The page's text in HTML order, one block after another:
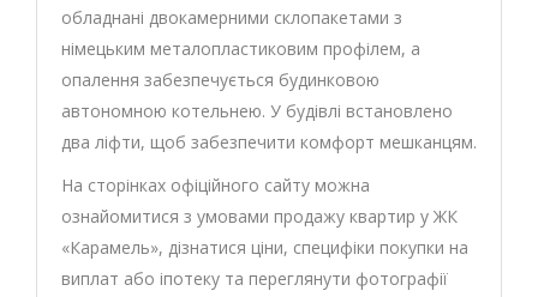
обладнані двокамерними склопакетами з
німецьким металопластиковим профілем, а
опалення забезпечується будинковою
автономною котельнею. У будівлі встановлено
два ліфти, щоб забезпечити комфорт мешканцям.
На сторінках офіційного сайту можна
ознайомитися з умовами продажу квартир у ЖК
«Карамель», дізнатися ціни, специфіки покупки на
виплат або іпотеку та переглянути фотографії